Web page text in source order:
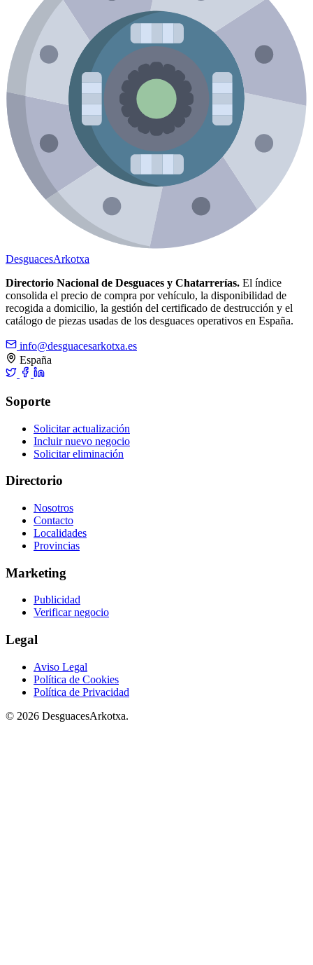
DesguacesArkotxa
Directorio Nacional de Desguaces y Chatarrerías. El índice
consolida el precio de compra por vehículo, la disponibilidad de
recogida a domicilio, la gestión del certificado de destrucción y el
catálogo de piezas usadas de los desguaces operativos en España.
info@desguacesarkotxa.es
España
Soporte
Solicitar actualización
Incluir nuevo negocio
Solicitar eliminación
Directorio
Nosotros
Contacto
Localidades
Provincias
Marketing
Publicidad
Verificar negocio
Legal
Aviso Legal
Política de Cookies
Política de Privacidad
© 2026 DesguacesArkotxa.